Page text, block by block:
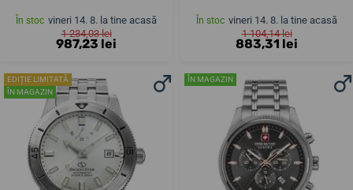
În stoc vineri 14. 8. la tine acasă
1 234,03 lei
987,23 lei
În stoc vineri 14. 8. la tine acasă
1 104,14 lei
883,31 lei
EDIȚIE LIMITATĂ
ÎN MAGAZIN
ÎN MAGAZIN